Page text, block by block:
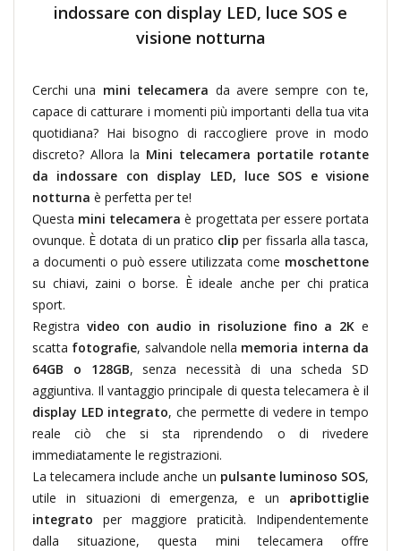
indossare con display LED, luce SOS e
visione notturna
Cerchi una mini telecamera da avere sempre con te,
capace di catturare i momenti più importanti della tua vita
quotidiana? Hai bisogno di raccogliere prove in modo
discreto? Allora la Mini telecamera portatile rotante
da indossare con display LED, luce SOS e visione
notturna è perfetta per te!
Questa mini telecamera è progettata per essere portata
ovunque. È dotata di un pratico clip per fissarla alla tasca,
a documenti o può essere utilizzata come moschettone
su chiavi, zaini o borse. È ideale anche per chi pratica
sport.
Registra video con audio in risoluzione fino a 2K e
scatta fotografie, salvandole nella memoria interna da
64GB o 128GB, senza necessità di una scheda SD
aggiuntiva. Il vantaggio principale di questa telecamera è il
display LED integrato, che permette di vedere in tempo
reale ciò che si sta riprendendo o di rivedere
immediatamente le registrazioni.
La telecamera include anche un pulsante luminoso SOS,
utile in situazioni di emergenza, e un apribottiglie
integrato per maggiore praticità. Indipendentemente
dalla situazione, questa mini telecamera offre